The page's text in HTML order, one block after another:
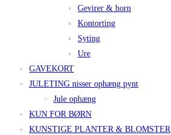
Gevirer & horn
Kontorting
Syting
Ure
GAVEKORT
JULETING nisser ophæng pynt
Jule ophæng
KUN FOR BØRN
KUNSTIGE PLANTER & BLOMSTER